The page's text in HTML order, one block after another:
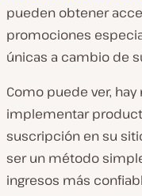
pueden obtener
promociones
únicas a cambio de
Como puede ver,
implementar
suscripción en su
ser un método
ingresos más